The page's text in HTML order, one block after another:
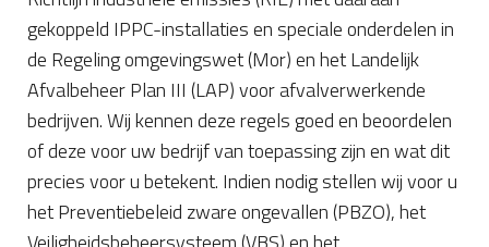
gekoppeld IPPC-installaties en speciale onderdelen in
de Regeling omgevingswet (Mor) en het Landelijk
Afvalbeheer Plan III (LAP) voor afvalverwerkende
bedrijven. Wij kennen deze regels goed en beoordelen
of deze voor uw bedrijf van toepassing zijn en wat dit
precies voor u betekent. Indien nodig stellen wij voor u
het Preventiebeleid zware ongevallen (PBZO), het